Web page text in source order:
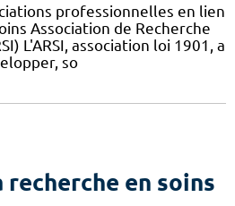
professionnelles en lien
Association de Recherche
L'ARSI, association loi 1901, a
so
en soins